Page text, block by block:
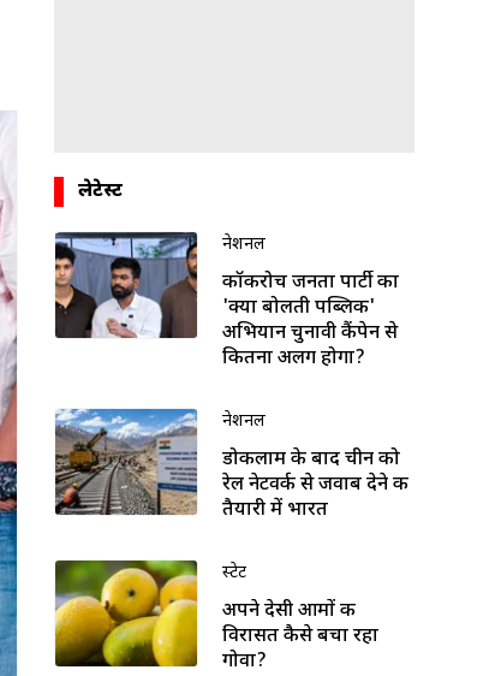
लेटेस्ट
नेशनल
कॉकरोच जनता पार्टी का
'क्या बोलती पब्लिक'
अभियान चुनावी कैंपेन से
कितना अलग होगा?
नेशनल
डोकलाम के बाद चीन को
रेल नेटवर्क से जवाब देने की
तैयारी में भारत
स्टेट
अपने देसी आमों की
विरासत कैसे बचा रहा
गोवा?